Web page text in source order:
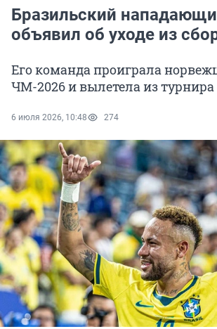
Бразильский
объявил об уходе из
Его команда проиграла
ЧМ-2026 и вылетела из турнира
6 июля 2026, 10:48 274